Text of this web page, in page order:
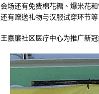
会场还有免费棉花糖、爆米花
还有赠送礼物与汉服试穿环节等
王嘉廉社区医疗中心为推广新